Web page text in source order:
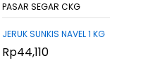
PASAR SEGAR CKG
JERUK SUNKIS NAVEL 1 KG
Rp44,110
Rp44,110